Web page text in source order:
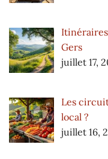
Gers
juillet 17,
Les
local ?
juillet 16,